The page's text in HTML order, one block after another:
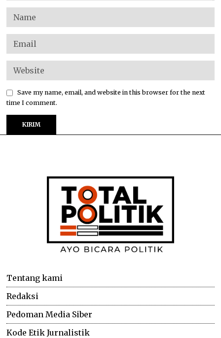
Save my name, email, and website in this browser for the next
time I comment.
Tentang kami
Redaksi
Pedoman Media Siber
Kode Etik Jurnalistik